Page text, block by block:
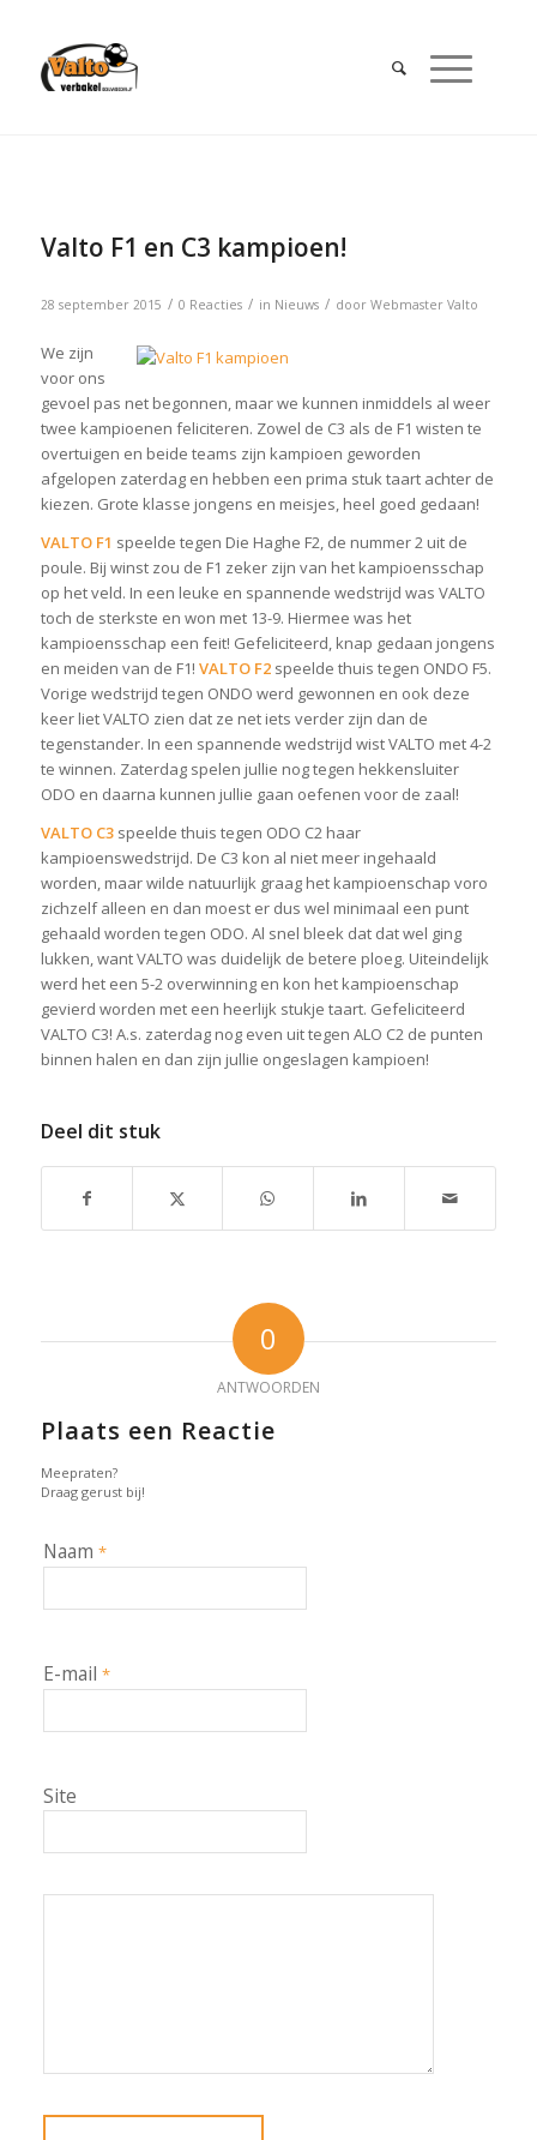
Valto F1 en C3 kampioen!
28 september 2015 / 0 Reacties / in Nieuws / door Webmaster Valto
We zijn
voor ons
gevoel pas net begonnen, maar we kunnen inmiddels al weer
twee kampioenen feliciteren. Zowel de C3 als de F1 wisten te
overtuigen en beide teams zijn kampioen geworden
afgelopen zaterdag en hebben een prima stuk taart achter de
kiezen. Grote klasse jongens en meisjes, heel goed gedaan!
VALTO F1 speelde tegen Die Haghe F2, de nummer 2 uit de
poule. Bij winst zou de F1 zeker zijn van het kampioensschap
op het veld. In een leuke en spannende wedstrijd was VALTO
toch de sterkste en won met 13-9. Hiermee was het
kampioensschap een feit! Gefeliciteerd, knap gedaan jongens
en meiden van de F1! VALTO F2speelde thuis tegen ONDO F5.
Vorige wedstrijd tegen ONDO werd gewonnen en ook deze
keer liet VALTO zien dat ze net iets verder zijn dan de
tegenstander. In een spannende wedstrijd wist VALTO met 4-2
te winnen. Zaterdag spelen jullie nog tegen hekkensluiter
ODO en daarna kunnen jullie gaan oefenen voor de zaal!
VALTO C3speelde thuis tegen ODO C2 haar
kampioenswedstrijd. De C3 kon al niet meer ingehaald
worden, maar wilde natuurlijk graag het kampioenschap voro
zichzelf alleen en dan moest er dus wel minimaal een punt
gehaald worden tegen ODO. Al snel bleek dat dat wel ging
lukken, want VALTO was duidelijk de betere ploeg. Uiteindelijk
werd het een 5-2 overwinning en kon het kampioenschap
gevierd worden met een heerlijk stukje taart. Gefeliciteerd
VALTO C3! A.s. zaterdag nog even uit tegen ALO C2 de punten
binnen halen en dan zijn jullie ongeslagen kampioen!
Deel dit stuk
0
ANTWOORDEN
Plaats een Reactie
Meepraten?
Draag gerust bij!
Naam *
E-mail *
Site